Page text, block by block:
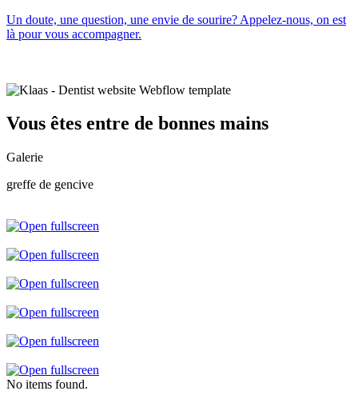
Un doute, une question, une envie de sourire? Appelez-nous, on est
là pour vous accompagner.
Vous êtes entre de bonnes mains
Galerie
greffe de gencive
No items found.